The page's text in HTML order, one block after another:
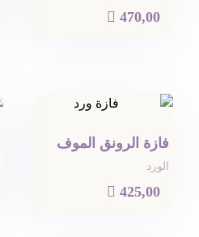
 470,00
فازة الرونق الموف
الورد
 425,00